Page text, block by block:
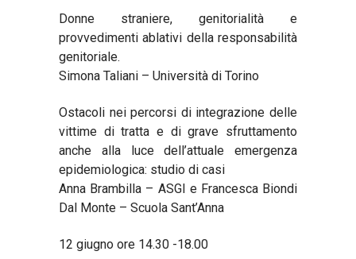
Donne straniere, genitorialità e
provvedimenti ablativi della responsabilità
genitoriale.
Simona Taliani – Università di Torino
Ostacoli nei percorsi di integrazione delle
vittime di tratta e di grave sfruttamento
anche alla luce dell’attuale emergenza
epidemiologica: studio di casi
Anna Brambilla – ASGI e Francesca Biondi
Dal Monte – Scuola Sant’Anna
12 giugno ore 14.30 -18.00